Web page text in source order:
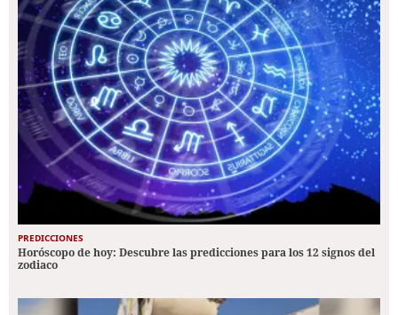
PREDICCIONES
Horóscopo de hoy: Descubre las predicciones para los 12 signos del
zodiaco